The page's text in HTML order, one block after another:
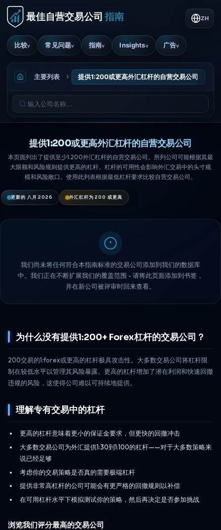
比较v 常见问题v 指南v Insightsv 广告v
ZH
主要列表 提供1:200或更高外汇杠杆的自营交易公司
提供1:200或更高外汇杠杆的自营交易公司
本页面列出了提供至少1:200外汇杠杆的自营交易公司。所列公司可能根据其最
大限额和风险规则提供更高的杠杆。杠杆的可用性会影响外汇交易中的头寸规
模和风险敞口。使用此列表根据最低杠杆要求比较自营交易公司。
更新的 八月 2026 外汇杠杆为 200 或更高
我们尚未将任何符合本指南标准的交易公司添加到我们的数据库
中。我们正在不断扩展我们的覆盖范围 - 请将此页面添加到书签，
并在新公司被评审时回来查看。
为什么没有提供1:200+ Forex杠杆的交易公司？
200交易的1:forex或更高的杠杆极具攻击性。大多数交易公司将杠杆限
制在较低水平以管理其风险暴露。更高的杠杆增加了潜在利润和快速回撤
违规的风险，这使得公司难以可持续地提供。
理解专有交易中的杠杆
更高的杠杆意味着更小的保证金要求，但更快的回撤冲击
大多数交易公司为外汇提供1:30到1:100的杠杆——对于大多数策略来
说已经足够
考虑你的交易策略是否真的需要极端杠杆
提供非常高杠杆的公司可能会有更严格的回撤规则以补偿
在可用杠杆水平下模拟测试你的策略，然后再决定是否参加挑战
浏览我们评分最高的交易公司